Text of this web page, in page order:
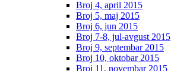
Broj 4, april 2015
Broj 5, maj 2015
Broj 6, jun 2015
Broj 7-8, jul-avgust 2015
Broj 9, septembar 2015
Broj 10, oktobar 2015
Broj 11, novembar 2015